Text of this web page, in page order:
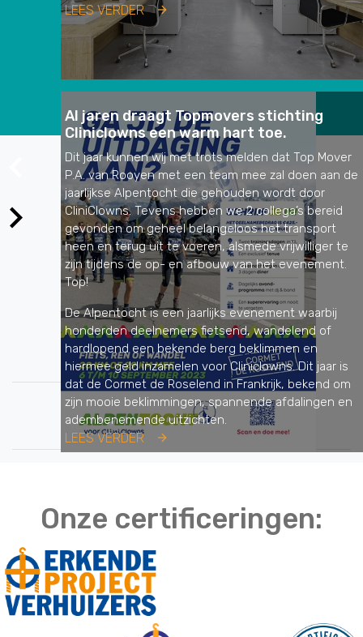
LEES VERDER
Al jaren draagt Topmovers stichting
Cliniclowns een warm hart toe.
Dit jaar kunnen wij met trots melden dat Top Mover
P.A. van Rooyen met een team mee zal doen aan de
jaarlijkse Alpentocht die gehouden wordt door
CliniClowns. Tevens hebben we 2 collega’s bereid
gevonden om geheel belangeloos het transport
heen en terug uit te voeren, alsmede vrijwilliger te
zijn tijdens de op- en afbouw van het evenement.
Top!
De Alpentocht is een jaarlijks evenement waarbij
honderden deelnemers fietsend, wandelend of
hardlopend een bekende berg beklimmen en
hiermee geld inzamelen voor Cliniclowns. Dit jaar is
dat de Cormet de Roselend in Frankrijk, bekend om
zijn mooie beklimmingen, spannende afdalingen en
adembenemende uitzichten.
LEES VERDER
Onze certificeringen: